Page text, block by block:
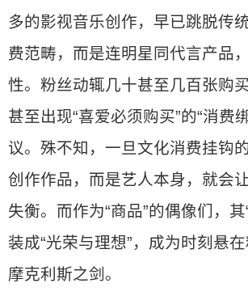
多的影视音乐创作，早已跳脱传
费范畴，而是连明星同代言产品
性。粉丝动辄几十甚至几百张购
甚至出现“喜爱必须购买”的“消费
议。殊不知，一旦文化消费挂钩
创作作品，而是艺人本身，就会
失衡。而作为“商品”的偶像们，
装成“光荣与理想”，成为时刻悬
摩克利斯之剑。